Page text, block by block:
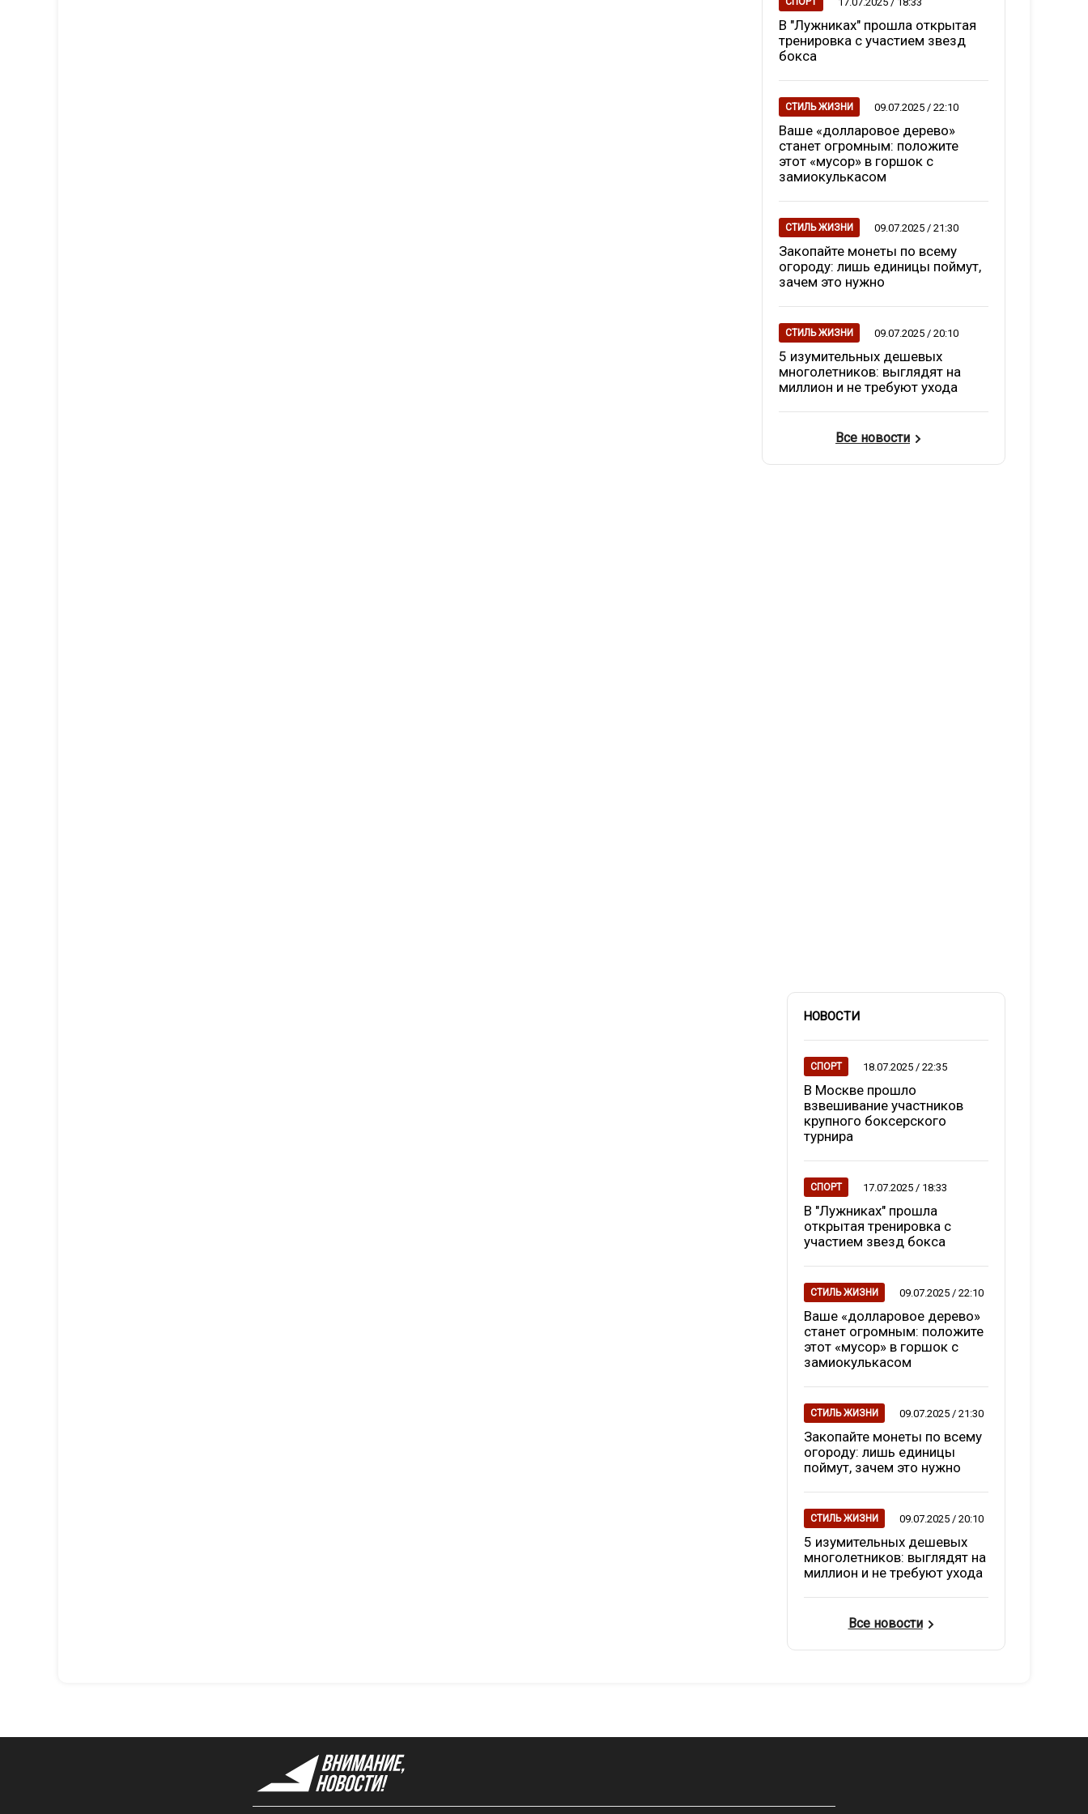
В "Лужниках" прошла открытая
тренировка с участием звезд
бокса
СТИЛЬ ЖИЗНИ 09.07.2025 / 22:10
Ваше «долларовое дерево»
станет огромным: положите
этот «мусор» в горшок с
замиокулькасом
СТИЛЬ ЖИЗНИ 09.07.2025 / 21:30
Закопайте монеты по всему
огороду: лишь единицы поймут,
зачем это нужно
СТИЛЬ ЖИЗНИ 09.07.2025 / 20:10
5 изумительных дешевых
многолетников: выглядят на
миллион и не требуют ухода
Все новости
НОВОСТИ
СПОРТ 18.07.2025 / 22:35
В Москве прошло
взвешивание участников
крупного боксерского
турнира
СПОРТ 17.07.2025 / 18:33
В "Лужниках" прошла
открытая тренировка с
участием звезд бокса
СТИЛЬ ЖИЗНИ 09.07.2025 / 22:10
Ваше «долларовое дерево»
станет огромным: положите
этот «мусор» в горшок с
замиокулькасом
СТИЛЬ ЖИЗНИ 09.07.2025 / 21:30
Закопайте монеты по всему
огороду: лишь единицы
поймут, зачем это нужно
СТИЛЬ ЖИЗНИ 09.07.2025 / 20:10
5 изумительных дешевых
многолетников: выглядят на
миллион и не требуют ухода
Все новости